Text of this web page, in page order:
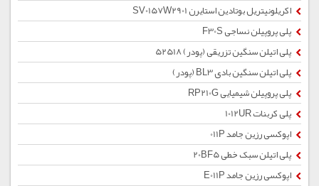
اکریلونیتریل بوتادین استایرن SV0157W2901
پلی پروپیلن نساجی F30S
پلی اتیلن سنگین تزریقی (پودر) 52518
پلی اتیلن سنگین بادی BL3 (پودر)
پلی پروپیلن شیمیایی RP210G
پلی کربنات 1012UR
اپوکسی رزین جامد 011P
پلی اتیلن سبک خطی 20BF5
اپوکسی رزین جامد E011P